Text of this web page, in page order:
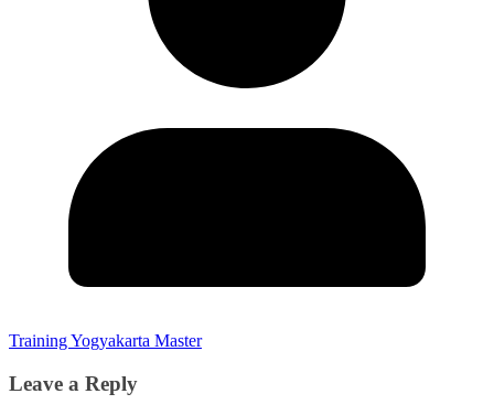
Training Yogyakarta Master
Leave a Reply